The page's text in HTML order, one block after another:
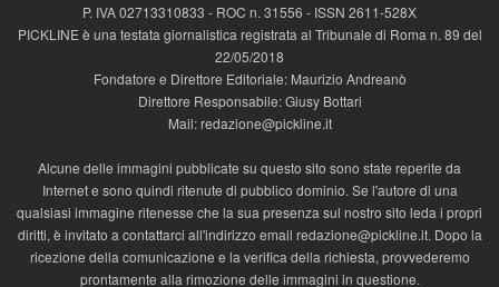
P. IVA 02713310833 - ROC n. 31556 - ISSN 2611-528X
PICKLINE è una testata giornalistica registrata al Tribunale di Roma n. 89 del
22/05/2018
Fondatore e Direttore Editoriale: Maurizio Andreanò
Direttore Responsabile: Giusy Bottari
Mail: redazione@pickline.it
Alcune delle immagini pubblicate su questo sito sono state reperite da
Internet e sono quindi ritenute di pubblico dominio. Se l'autore di una
qualsiasi immagine ritenesse che la sua presenza sul nostro sito leda i propri
diritti, è invitato a contattarci all'indirizzo email redazione@pickline.it. Dopo la
ricezione della comunicazione e la verifica della richiesta, provvederemo
prontamente alla rimozione delle immagini in questione.